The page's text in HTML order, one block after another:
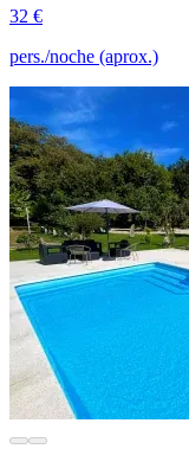
32 €
pers./noche (aprox.)